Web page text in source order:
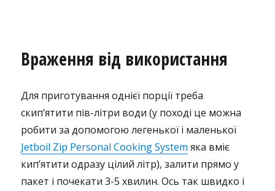
Враження від використання
Для приготування однієї порції треба
скип’ятити пів-літри води (у поході це можна
робити за допомогою легенької і маленької
Jetboil Zip Personal Cooking System яка вміє
кип’ятити одразу цілий літр), залити прямо у
пакет і почекати 3-5 хвилин. Ось так швидко і